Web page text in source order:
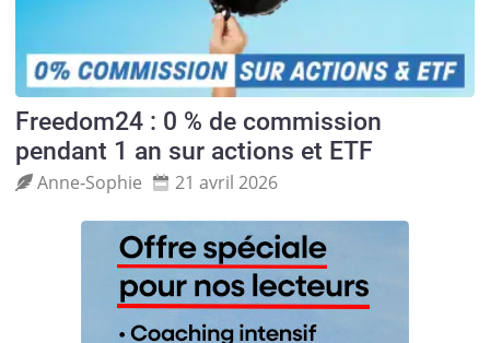
Freedom24 : 0 % de commission
pendant 1 an sur actions et ETF
Anne‑Sophie 21 avril 2026